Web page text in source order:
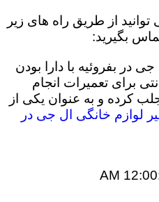
از طریق راه های زیر
بگیرید:
بفروئیه با دارا بودن
برای تعمیرات انجام
کرده و به عنوان یکی از
لوازم خانگی ال جی در